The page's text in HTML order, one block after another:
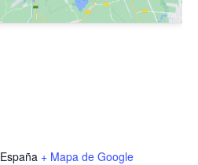
España + Mapa de Google